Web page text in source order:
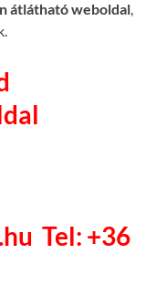
átlátható weboldal,
Tel: +36